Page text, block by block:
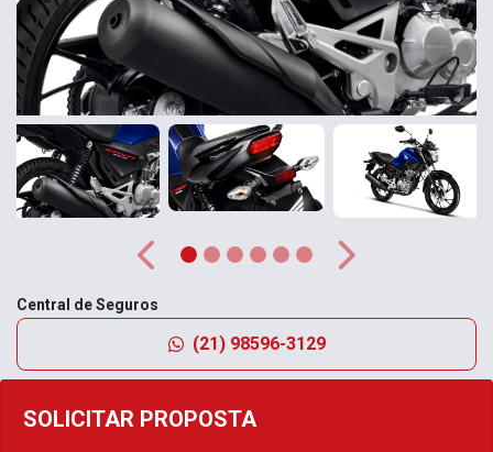
SOLICITAR PROPOSTA
Anterior Próximo
Central de Seguros
(21) 98596-3129